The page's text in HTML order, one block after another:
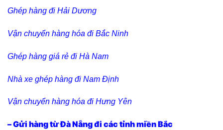
Ghép hàng đi Hải Dương
Vận chuyển hàng hóa đi Bắc Ninh
Ghép hàng giá rẻ đi Hà Nam
Nhà xe ghép hàng đi Nam Định
Vận chuyển hàng hóa đi Hưng Yên
– Gửi hàng từ Đà Nẵng đi các tỉnh miền Bắc